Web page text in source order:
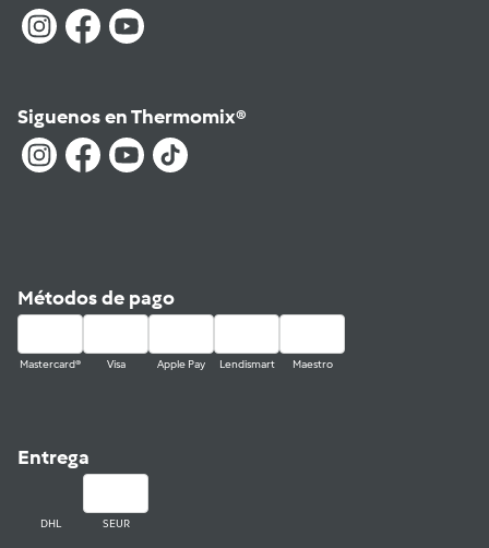
Siguenos en Thermomix®
Métodos de pago
Mastercard® Visa Apple Pay Lendismart Maestro
Entrega
DHL SEUR